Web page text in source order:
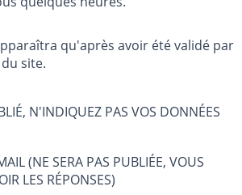
qu'après avoir été validé par
site.
N'INDIQUEZ PAS VOS DONNÉES
(NE SERA PAS PUBLIÉE, VOUS
LES RÉPONSES)